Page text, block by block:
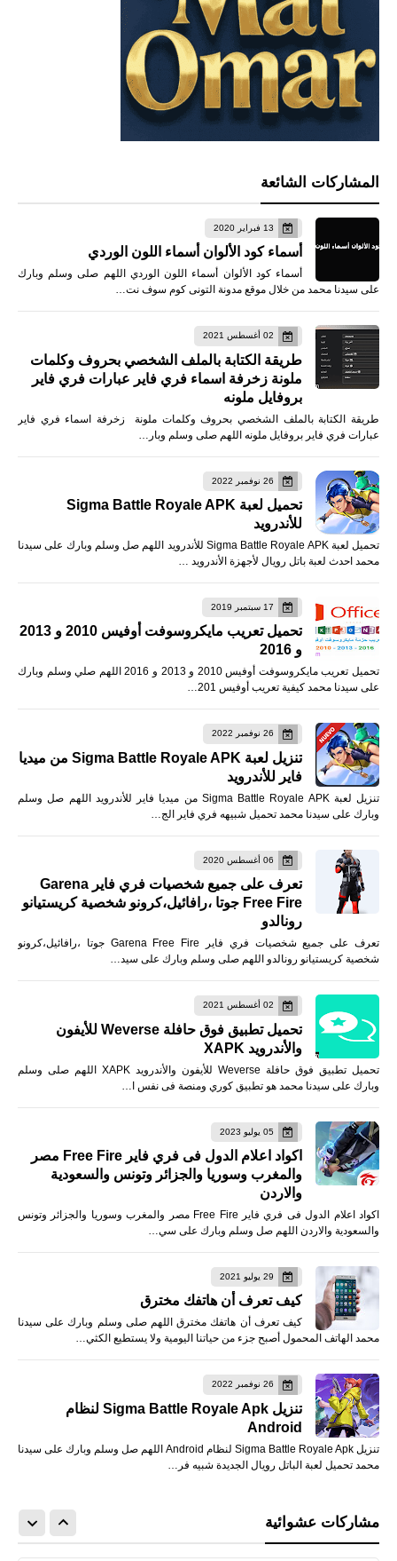
المشاركات الشائعة
13 فبراير 2020
أسماء كود الألوان أسماء اللون الوردي
أسماء كود الألوان أسماء اللون الوردي اللهم صلى وسلم وبارك
على سيدنا محمد من خلال موقع مدونة التونى كوم سوف نت…
02 أغسطس 2021
طريقة الكتابة بالملف الشخصي بحروف وكلمات
ملونة زخرفة اسماء فري فاير عبارات فري فاير
بروفايل ملونه
طريقة الكتابة بالملف الشخصي بحروف وكلمات ملونة زخرفة اسماء فري فاير
عبارات فري فاير بروفايل ملونه اللهم صلى وسلم وبار…
26 نوفمبر 2022
تحميل لعبة Sigma Battle Royale APK
للأندرويد
تحميل لعبة Sigma Battle Royale APK للأندرويد اللهم صل وسلم وبارك على سيدنا
محمد احدث لعبة باتل رويال لأجهزة الأندرويد …
17 سبتمبر 2019
تحميل تعريب مايكروسوفت أوفيس 2010 و 2013
و 2016
تحميل تعريب مايكروسوفت أوفيس 2010 و 2013 و 2016 اللهم صلي وسلم وبارك
على سيدنا محمد كيفية تعريب أوفيس 201…
26 نوفمبر 2022
تنزيل لعبة Sigma Battle Royale APK من ميديا
فاير للأندرويد
تنزيل لعبة Sigma Battle Royale APK من ميديا فاير للأندرويد اللهم صل وسلم
وبارك على سيدنا محمد تحميل شبيهه فري فاير الج…
06 أغسطس 2020
تعرف على جميع شخصيات فري فاير Garena
Free Fire جوتا ،رافائيل،كرونو شخصية كريستيانو
رونالدو
تعرف على جميع شخصيات فري فاير Garena Free Fire جوتا ،رافائيل،كرونو
شخصية كريستيانو رونالدو اللهم صلى وسلم وبارك على سيد…
02 أغسطس 2021
تحميل تطبيق فوق حافلة Weverse للأيفون
والأندرويد XAPK
تحميل تطبيق فوق حافلة Weverse للأيفون والأندرويد XAPK اللهم صلى وسلم
وبارك على سيدنا محمد هو تطبيق كوري ومنصة فى نفس ا…
05 يوليو 2023
اكواد اعلام الدول فى فري فاير Free Fire مصر
والمغرب وسوريا والجزائر وتونس والسعودية
والاردن
اكواد اعلام الدول فى فري فاير Free Fire مصر والمغرب وسوريا والجزائر وتونس
والسعودية والاردن اللهم صل وسلم وبارك على سي…
29 يوليو 2021
كيف تعرف أن هاتفك مخترق
كيف تعرف أن هاتفك مخترق اللهم صلى وسلم وبارك على سيدنا
محمد الهاتف المحمول أصبح جزء من حياتنا اليومية ولا يستطيع الكثي…
26 نوفمبر 2022
تنزيل Sigma Battle Royale Apk لنظام
Android
تنزيل Sigma Battle Royale Apk لنظام Android اللهم صل وسلم وبارك على سيدنا
محمد تحميل لعبة الباتل رويال الجديدة شبيه فر…
مشاركات عشوائية